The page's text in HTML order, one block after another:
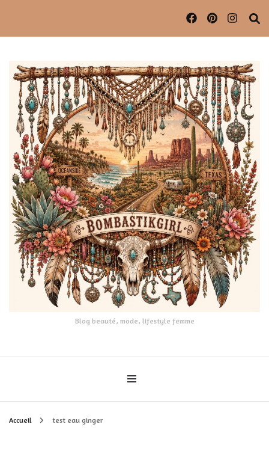
Blog beauté, mode, lifestyle femme
Accueil test eau ginger